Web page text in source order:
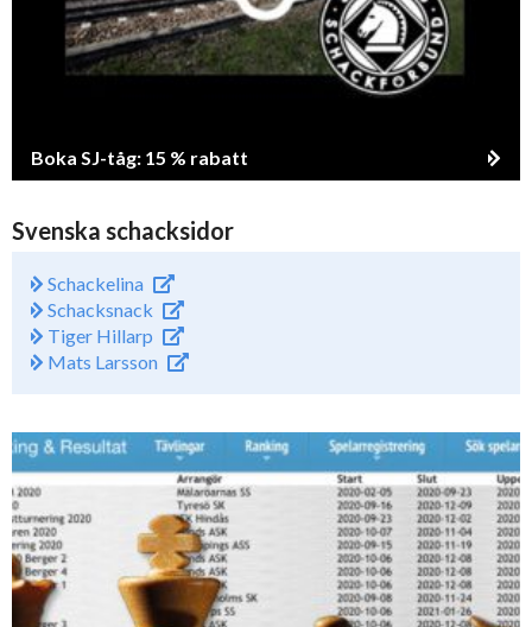
Boka SJ-tåg: 15 % rabatt
Svenska schacksidor
Schackelina
Schacksnack
Tiger Hillarp
Mats Larsson